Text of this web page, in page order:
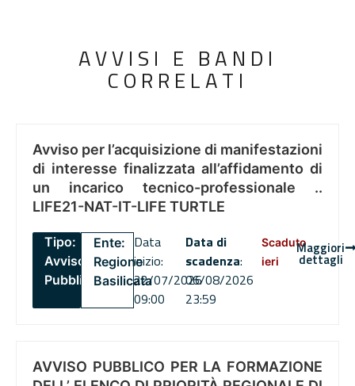
AVVISI E BANDI
CORRELATI
Avviso per l’acquisizione di manifestazioni
di interesse finalizzata all’affidamento di
un incarico tecnico-professionale ..
LIFE21-NAT-IT-LIFE TURTLE
Tipo:
Avviso
Pubblico
Ente:
Regione
Basilicata
Data
inizio:
22/07/2026
09:00
Data di
scadenza:
06/08/2026
23:59
Scaduto
ieri
Maggiori
dettagli
AVVISO PUBBLICO PER LA FORMAZIONE